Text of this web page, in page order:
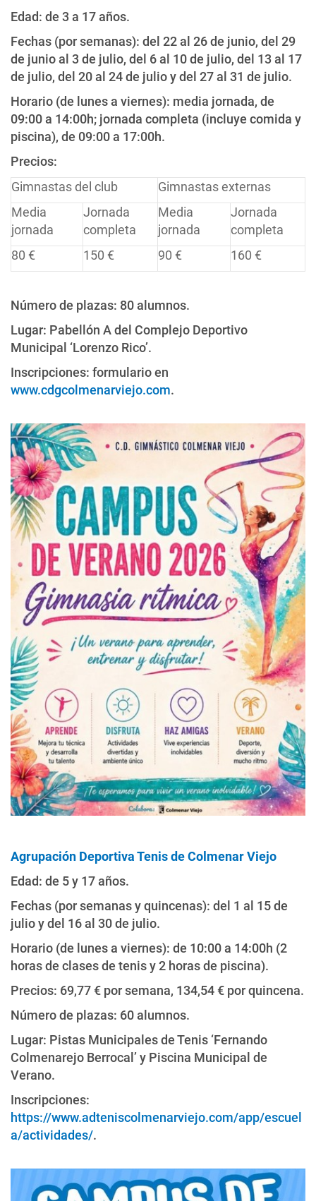
Edad: de 3 a 17 años.
Fechas (por semanas): del 22 al 26 de junio, del 29
de junio al 3 de julio, del 6 al 10 de julio, del 13 al 17
de julio, del 20 al 24 de julio y del 27 al 31 de julio.
Horario (de lunes a viernes): media jornada, de
09:00 a 14:00h; jornada completa (incluye comida y
piscina), de 09:00 a 17:00h.
Precios:
Gimnastas del club
Gimnastas externas
Media
jornada
Jornada
completa
Media
jornada
Jornada
completa
80 €
150 € 90 € 160 €
Número de plazas: 80 alumnos.
Lugar: Pabellón A del Complejo Deportivo
Municipal ‘Lorenzo Rico’.
Inscripciones: formulario en
www.cdgcolmenarviejo.com.
Agrupación Deportiva Tenis de Colmenar Viejo
Edad: de 5 y 17 años.
Fechas (por semanas y quincenas): del 1 al 15 de
julio y del 16 al 30 de julio.
Horario (de lunes a viernes): de 10:00 a 14:00h (2
horas de clases de tenis y 2 horas de piscina).
Precios: 69,77 € por semana, 134,54 € por quincena.
Número de plazas: 60 alumnos.
Lugar: Pistas Municipales de Tenis ‘Fernando
Colmenarejo Berrocal’ y Piscina Municipal de
Verano.
Inscripciones:
https://www.adteniscolmenarviejo.com/app/escuel
a/actividades/.